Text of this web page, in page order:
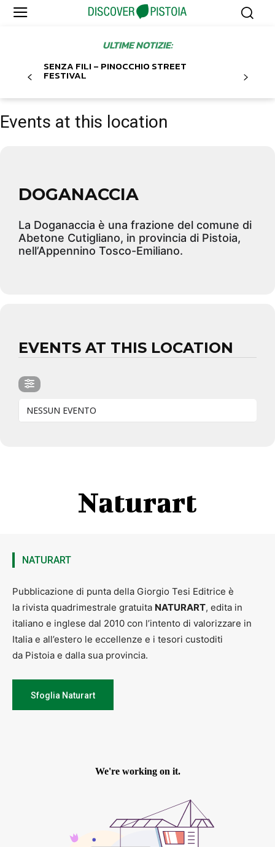
ULTIME NOTIZIE:
SENZA FILI – PINOCCHIO STREET
FESTIVAL
Events at this location
DOGANACCIA
La Doganaccia è una frazione del comune di
Abetone Cutigliano, in provincia di Pistoia,
nell’Appennino Tosco-Emiliano.
EVENTS AT THIS LOCATION
NESSUN EVENTO
Naturart
NATURART
Pubblicazione di punta della Giorgio Tesi Editrice è
la rivista quadrimestrale gratuita NATURART, edita in
italiano e inglese dal 2010 con l’intento di valorizzare in
Italia e all’estero le eccellenze e i tesori custoditi
da Pistoia e dalla sua provincia.
Sfoglia Naturart